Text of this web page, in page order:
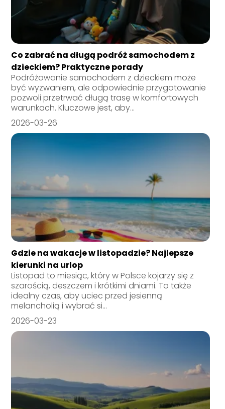
Co zabrać na długą podróż samochodem z
dzieckiem? Praktyczne porady
Podróżowanie samochodem z dzieckiem może
być wyzwaniem, ale odpowiednie przygotowanie
pozwoli przetrwać długą trasę w komfortowych
warunkach. Kluczowe jest, aby...
2026-03-26
Gdzie na wakacje w listopadzie? Najlepsze
kierunki na urlop
Listopad to miesiąc, który w Polsce kojarzy się z
szarością, deszczem i krótkimi dniami. To także
idealny czas, aby uciec przed jesienną
melancholią i wybrać si...
2026-03-23